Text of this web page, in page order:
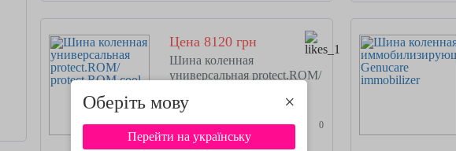
Оберіть мову ×
Перейти на українську
Цена 8120 грн
Шина коленная
универсальная protect.ROM/
0 отзывов 0
Универсальная коленная шина